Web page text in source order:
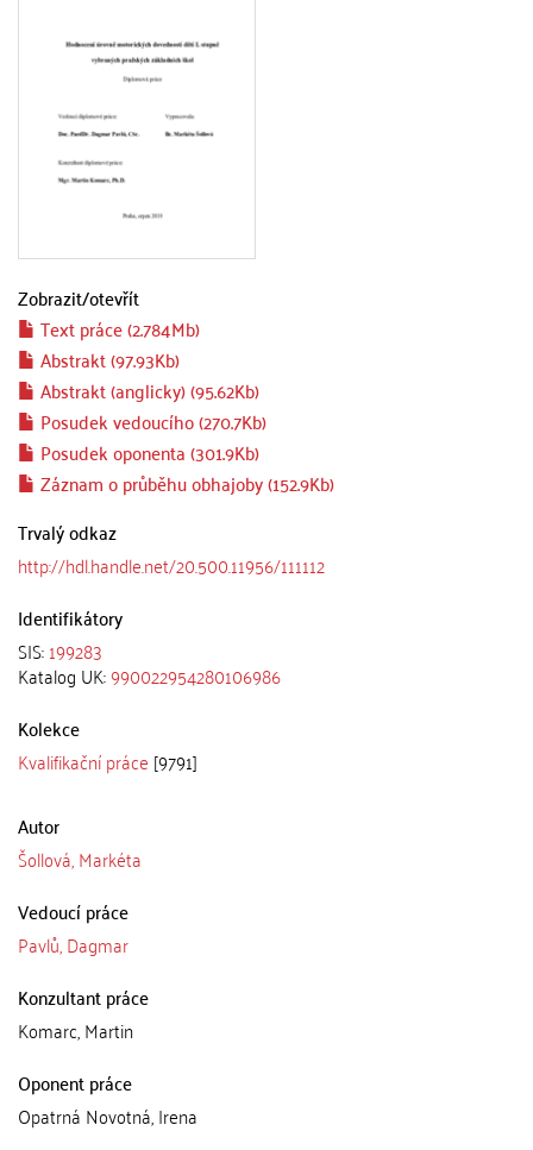
Zobrazit/otevřít
Text práce (2.784Mb)
Abstrakt (97.93Kb)
Abstrakt (anglicky) (95.62Kb)
Posudek vedoucího (270.7Kb)
Posudek oponenta (301.9Kb)
Záznam o průběhu obhajoby (152.9Kb)
Trvalý odkaz
http://hdl.handle.net/20.500.11956/111112
Identifikátory
SIS:199283
Katalog UK:990022954280106986
Kolekce
Kvalifikační práce [9791]
Autor
Šollová, Markéta
Vedoucí práce
Pavlů, Dagmar
Konzultant práce
Komarc, Martin
Oponent práce
Opatrná Novotná, Irena